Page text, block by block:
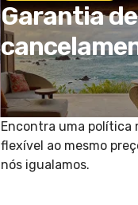
Garantia de
Encontra uma política
flexível ao mesmo
nós igualamos.